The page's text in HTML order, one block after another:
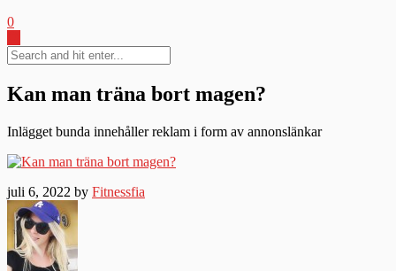
0
Kan man träna bort magen?
Inlägget bunda innehåller reklam i form av annonslänkar
juli 6, 2022 by Fitnessfia